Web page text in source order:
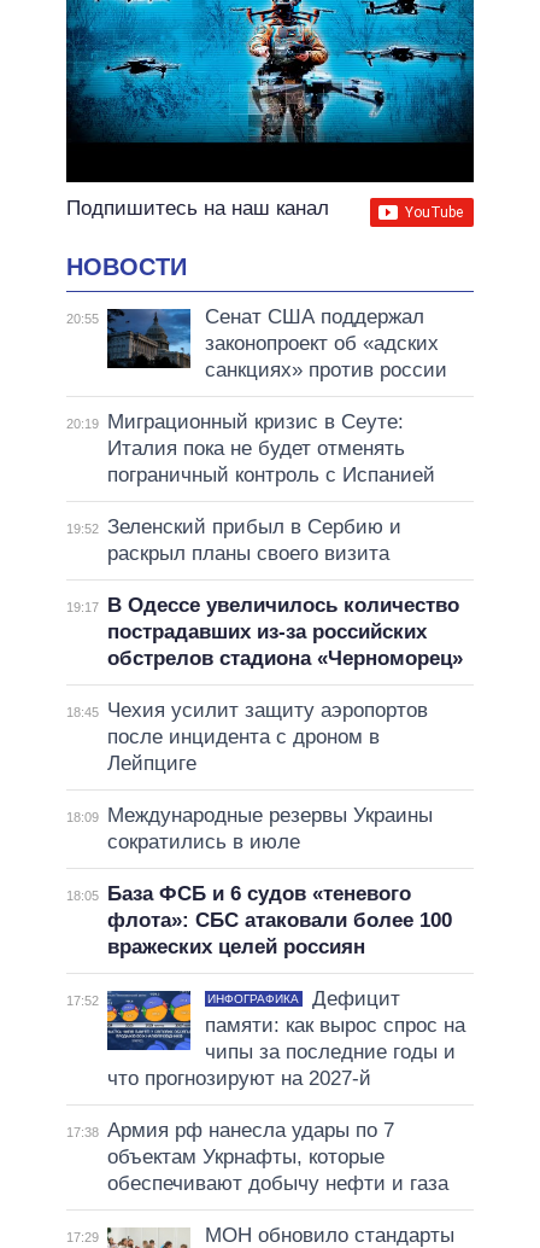
Подпишитесь на наш канал
НОВОСТИ
20:55
Сенат США поддержал
законопроект об «адских
санкциях» против россии
20:19
Миграционный кризис в Сеуте:
Италия пока не будет отменять
пограничный контроль с Испанией
19:52 Зеленский прибыл в Сербию и
раскрыл планы своего визита
19:17
В Одессе увеличилось количество
пострадавших из-за российских
обстрелов стадиона «Черноморец»
18:45
Чехия усилит защиту аэропортов
после инцидента с дроном в
Лейпциге
18:09
Международные резервы Украины
сократились в июле
18:05
База ФСБ и 6 судов «теневого
флота»: СБС атаковали более 100
вражеских целей россиян
17:52 ИНФОГРАФИКА
Дефицит
памяти: как вырос спрос на
чипы за последние годы и
что прогнозируют на 2027-й
17:38 Армия рф нанесла удары по 7
объектам Укрнафты, которые
обеспечивают добычу нефти и газа
17:29
МОН обновило стандарты